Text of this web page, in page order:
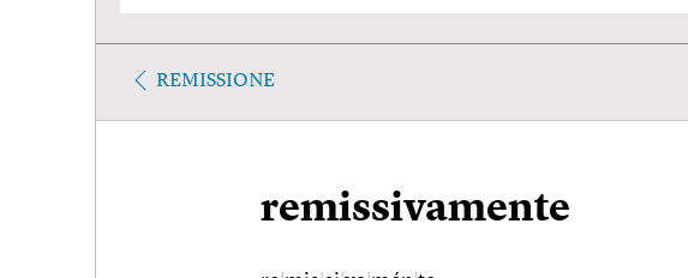
REMISSIONE
remissivamente